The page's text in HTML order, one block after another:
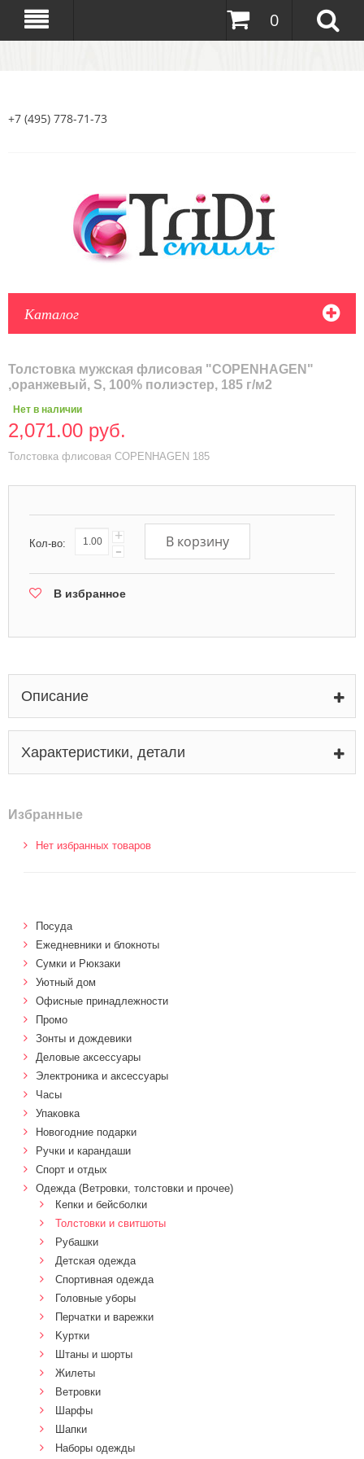
0
+7 (495) 778-71-73
Каталог
Толстовка мужская флисовая "COPENHAGEN"
,оранжевый, S, 100% полиэстер, 185 г/м2
Нет в наличии
2,071.00 руб.
Толстовка флисовая COPENHAGEN 185
Кол-во: +
- В корзину
В избранное
Описание
Характеристики, детали
Избранные
Нет избранных товаров
Посуда
Ежедневники и блокноты
Сумки и Рюкзаки
Уютный дом
Офисные принадлежности
Промо
Зонты и дождевики
Деловые аксессуары
Электроника и аксессуары
Часы
Упаковка
Новогодние подарки
Ручки и карандаши
Спорт и отдых
Одежда (Ветровки, толстовки и прочее)
Кепки и бейсболки
Толстовки и свитшоты
Рубашки
Детская одежда
Спортивная одежда
Головные уборы
Перчатки и варежки
Kуртки
Штаны и шорты
Жилеты
Ветровки
Шарфы
Шапки
Наборы одежды